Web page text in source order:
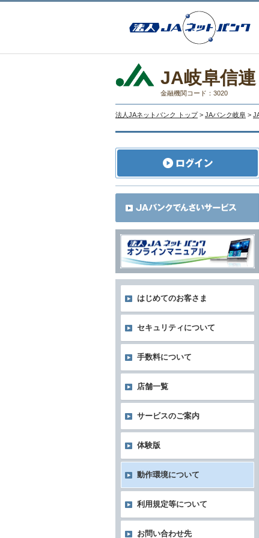
JA岐阜信連
金融機関コード：3020
法人JAネットバンク トップ > JAバンク岐阜 >
はじめてのお客さま
セキュリティについて
手数料について
店舗一覧
サービスのご案内
体験版
動作環境について
利用規定等について
お問い合わせ先